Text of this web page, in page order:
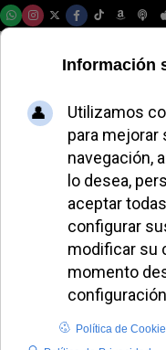
insta
sobre
divina